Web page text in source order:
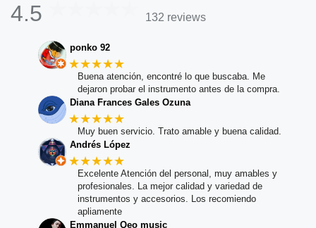
4.5 132 reviews
ponko 92
★★★★★
Buena atención, encontré lo que buscaba. Me
dejaron probar el instrumento antes de la compra.
Diana Frances Gales Ozuna
★★★★★
Muy buen servicio. Trato amable y buena calidad.
Andrés López
★★★★★
Excelente Atención del personal, muy amables y
profesionales. La mejor calidad y variedad de
instrumentos y accesorios. Los recomiendo
apliamente
Emmanuel Qeo music